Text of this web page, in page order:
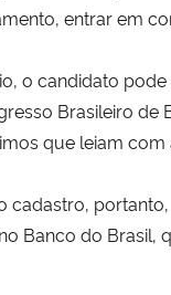
entrar em
o candidato
Brasileiro de
que leiam
cadastro,
Banco do Brasil,